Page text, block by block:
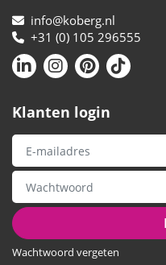
info@koberg.nl
+31 (0) 105 296555
Klanten login
Wachtwoord vergeten